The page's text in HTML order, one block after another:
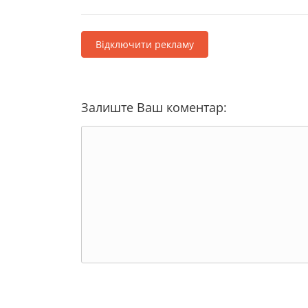
Відключити рекламу
Залиште Ваш коментар: